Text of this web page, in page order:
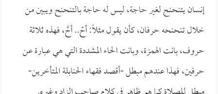
إنسان يتنحنح لغير حاجة، ليس له حاجة بالتنحنح ويبين من
خلال تنحنحه حرفان، كأن يقول مثلاً: أحّ.. أحَّ، فهذه ثلاثة
حروف، بانت الهمزة، وبانت الحاء المشددة التي هي عبارة عن
حرفين، فهذا عندهم مبطل -أقصد فقهاء الحنابلة المتأخرين-